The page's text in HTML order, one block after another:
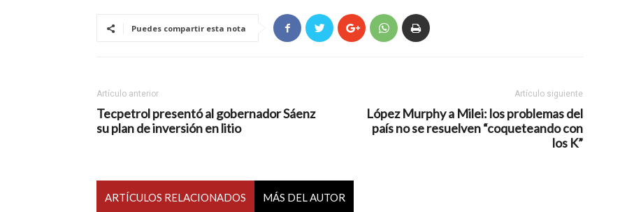
Puedes compartir esta nota
Artículo anterior
Tecpetrol presentó al gobernador Sáenz
su plan de inversión en litio
Artículo siguiente
López Murphy a Milei: los problemas del
país no se resuelven “coqueteando con
los K”
ARTÍCULOS RELACIONADOS MÁS DEL AUTOR